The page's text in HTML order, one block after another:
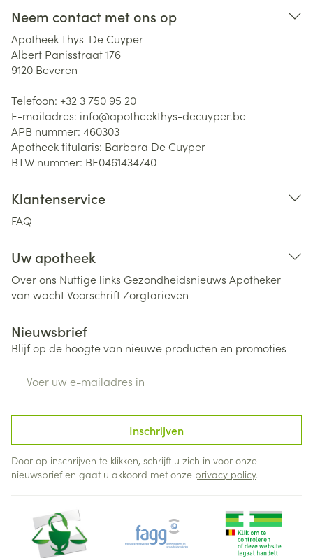
Neem contact met ons op
Apotheek Thys-De Cuyper
Albert Panisstraat 176
9120 Beveren
Telefoon: +32 3 750 95 20
E-mailadres: info@apotheekthys-decuyper.be
APB nummer: 460303
Apotheek titularis: Barbara De Cuyper
BTW nummer: BE0461434740
Klantenservice
FAQ
Uw apotheek
Over ons Nuttige links Gezondheidsnieuws Apotheker
van wachtVoorschriftZorgtarieven
Nieuwsbrief
Blijf op de hoogte van nieuwe producten en promoties
Inschrijven
Door op inschrijven te klikken, schrijft u zich in voor onze
nieuwsbrief en gaat u akkoord met onze privacy policy.